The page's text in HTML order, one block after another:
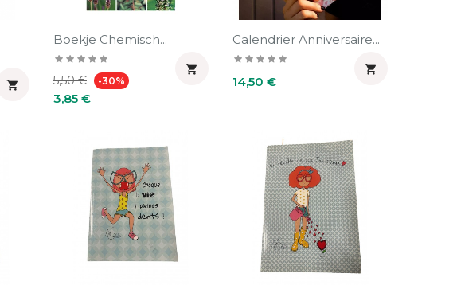

Boekje Chemisch...
Prix
habituel
5,50 € -30%
3,85 €

Calendrier Anniversaire...
Prix
14,50 €
